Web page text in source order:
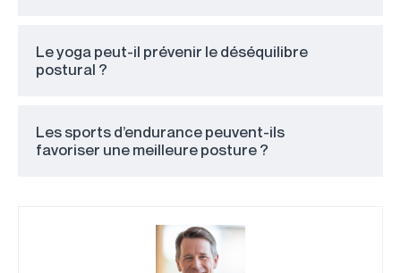
Le yoga peut-il prévenir le déséquilibre
postural ?
Les sports d’endurance peuvent-ils
favoriser une meilleure posture ?